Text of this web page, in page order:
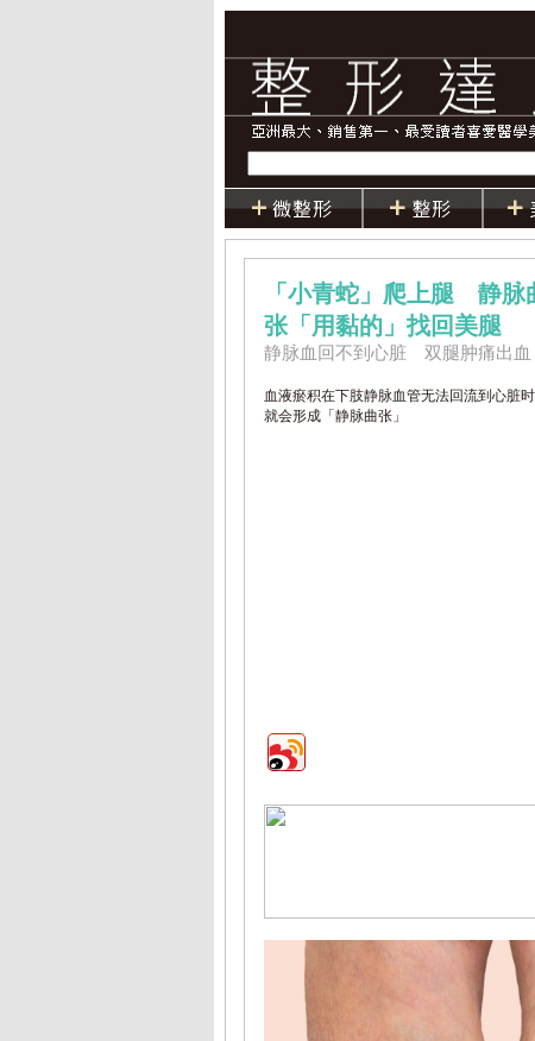
「小青蛇」爬上腿 静脉
张「用黏的」找回美腿
静脉血回不到心脏 双腿肿痛出血
血液瘀积在下肢静脉血管无法回流到心脏时
就会形成「静脉曲张」